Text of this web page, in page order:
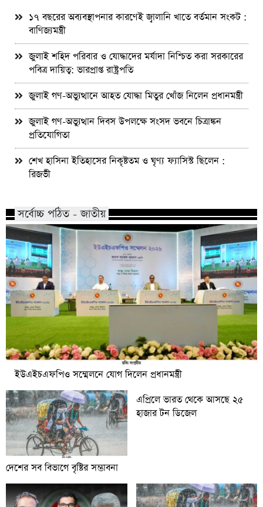
১৭ বছরের অব্যবস্থাপনার কারণেই জ্বালানি খাতে বর্তমান সংকট :
বাণিজ্যমন্ত্রী
জুলাই শহিদ পরিবার ও যোদ্ধাদের মর্যাদা নিশ্চিত করা সরকারের
পবিত্র দায়িত্ব: ভারপ্রাপ্ত রাষ্ট্রপতি
জুলাই গণ-অভ্যুত্থানে আহত যোদ্ধা মিতুর খোঁজ নিলেন প্রধানমন্ত্রী
জুলাই গণ-অভ্যুত্থান দিবস উপলক্ষে সংসদ ভবনে চিত্রাঙ্কন
প্রতিযোগিতা
শেখ হাসিনা ইতিহাসের নিকৃষ্টতম ও ঘৃণ্য ফ্যাসিস্ট ছিলেন :
রিজভী
সর্বোচ্চ পঠিত - জাতীয়
ইউএইচএফপিও সম্মেলনে যোগ দিলেন প্রধানমন্ত্রী
দেশের সব বিভাগে বৃষ্টির সম্ভাবনা
এপ্রিলে ভারত থেকে আসছে ২৫
হাজার টন ডিজেল